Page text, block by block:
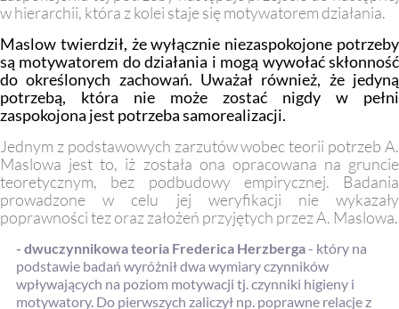
w hierarchii, która z kolei staje się motywatorem działania.
Maslow twierdził, że wyłącznie niezaspokojone potrzeby
są motywatorem do działania i mogą wywołać skłonność
do określonych zachowań. Uważał również, że jedyną
potrzebą, która nie może zostać nigdy w pełni
zaspokojona jest potrzeba samorealizacji.
Jednym z podstawowych zarzutów wobec teorii potrzeb A.
Maslowa jest to, iż została ona opracowana na gruncie
teoretycznym, bez podbudowy empirycznej. Badania
prowadzone w celu jej weryfikacji nie wykazały
poprawności tez oraz założeń przyjętych przez A. Maslowa.
- dwuczynnikowa teoria Frederica Herzberga- który na
podstawie badań wyróżnił dwa wymiary czynników
wpływających na poziom motywacji tj. czynniki higieny i
motywatory. Do pierwszych zaliczył np. poprawne relacje z